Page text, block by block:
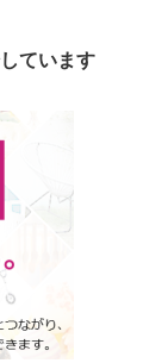
ています